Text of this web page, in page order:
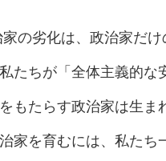
の劣化は、政治家だけ
たちが「全体主義的な
もたらす政治家は生ま
家を育むには、私たち